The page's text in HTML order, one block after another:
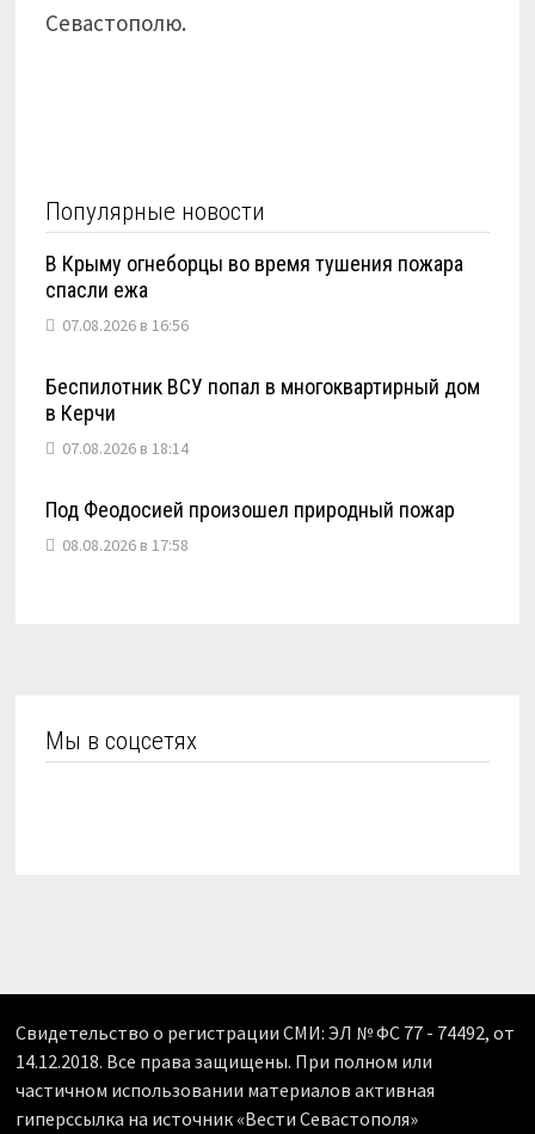
Севастополю.
Популярные новости
В Крыму огнеборцы во время тушения пожара
спасли ежа
07.08.2026 в 16:56
Беспилотник ВСУ попал в многоквартирный дом
в Керчи
07.08.2026 в 18:14
Под Феодосией произошел природный пожар
08.08.2026 в 17:58
Мы в соцсетях
Свидетельство о регистрации СМИ: ЭЛ № ФС 77 - 74492, от
14.12.2018. Все права защищены. При полном или
частичном использовании материалов активная
гиперссылка на источник «Вести Севастополя»